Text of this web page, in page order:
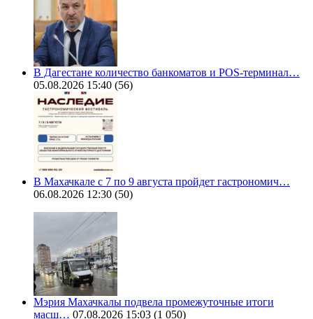
В Дагестане количество банкоматов и POS-терминал…
05.08.2026 15:40 (56)
В Махачкале с 7 по 9 августа пройдет гастрономич…
06.08.2026 12:30 (50)
Мэрия Махачкалы подвела промежуточные итоги
масш… 07.08.2026 15:03 (1 050)